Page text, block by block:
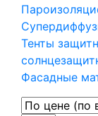
Тенты
Фасадные